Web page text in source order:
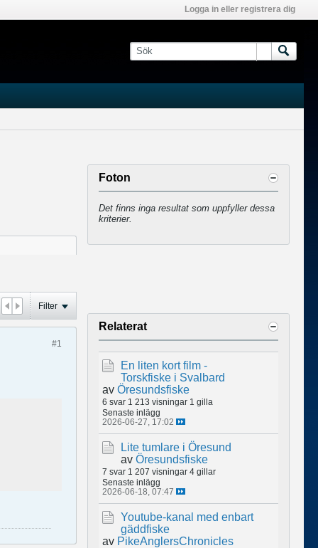
Logga in eller registrera dig
Filter
#1
Foton
Det finns inga resultat som uppfyller dessa
kriterier.
Relaterat
En liten kort film -
Torskfiske i Svalbard
av Öresundsfiske
6 svar 1 213 visningar 1 gilla
Senaste inlägg
2026-06-27, 17:02
Lite tumlare i Öresund
av Öresundsfiske
7 svar 1 207 visningar 4 gillar
Senaste inlägg
2026-06-18, 07:47
Youtube-kanal med enbart
gäddfiske
av PikeAnglersChronicles